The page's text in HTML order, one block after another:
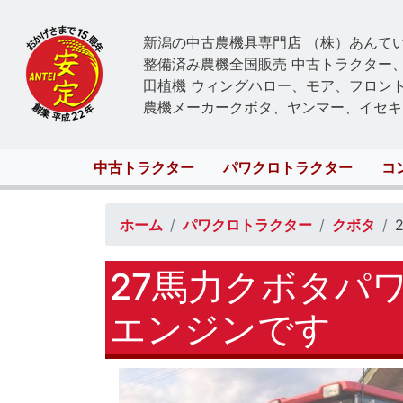
新潟の中古農機具専門店 （株）あんて
整備済み農機全国販売 中古トラクター
田植機 ウィングハロー、モア、フロン
農機メーカークボタ、ヤンマー、イセ
Main
navigation
中古トラクター パワクロトラクター コ
ホーム パワクロトラクター クボタ
27馬力クボタパ
エンジンです